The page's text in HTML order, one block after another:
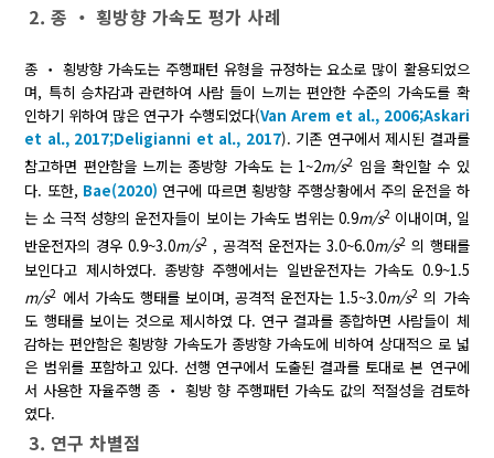
2. 종 ‧ 횡방향 가속도 평가 사례
종 ‧ 횡방향 가속도는 주행패턴 유형을 규정하는 요소로 많이 활용되었으
며, 특히 승차감과 관련하여 사람 들이 느끼는 편안한 수준의 가속도를 확
인하기 위하여 많은 연구가 수행되었다(Van Arem et al., 2006;Askari
et al., 2017;Deligianni et al., 2017). 기존 연구에서 제시된 결과를
참고하면 편안함을 느끼는 종방향 가속도 는 1~2m/s2 임을 확인할 수 있
다. 또한, Bae(2020) 연구에 따르면 횡방향 주행상황에서 주의 운전을 하
는 소 극적 성향의 운전자들이 보이는 가속도 범위는 0.9m/s2이내이며, 일
반운전자의 경우 0.9~3.0m/s2 , 공격적 운전자는 3.0~6.0m/s2의 행태를
보인다고 제시하였다. 종방향 주행에서는 일반운전자는 가속도 0.9~1.5
m/s2 에서 가속도 행태를 보이며, 공격적 운전자는 1.5~3.0m/s2 의 가속
도 행태를 보이는 것으로 제시하였 다. 연구 결과를 종합하면 사람들이 체
감하는 편안함은 횡방향 가속도가 종방향 가속도에 비하여 상대적으 로 넓
은 범위를 포함하고 있다. 선행 연구에서 도출된 결과를 토대로 본 연구에
서 사용한 자율주행 종 ‧ 횡방 향 주행패턴 가속도 값의 적절성을 검토하
였다.
3. 연구 차별점